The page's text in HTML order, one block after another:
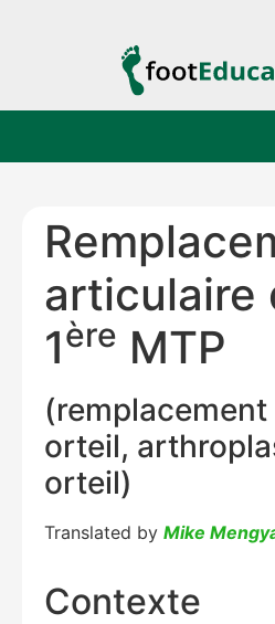
articulaire
1ère MTP
orteil,
orteil)
Translated by Mike
Contexte